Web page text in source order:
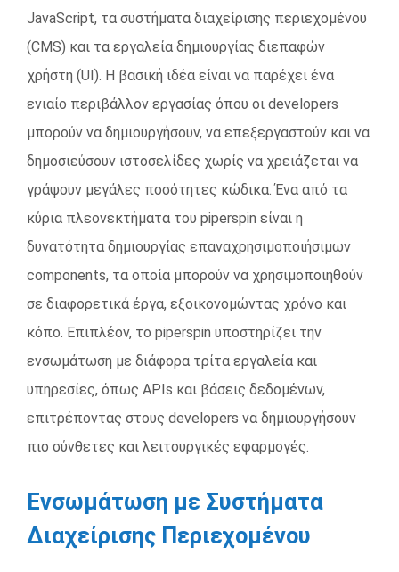
JavaScript, τα συστήματα διαχείρισης περιεχομένου
(CMS) και τα εργαλεία δημιουργίας διεπαφών
χρήστη (UI). Η βασική ιδέα είναι να παρέχει ένα
ενιαίο περιβάλλον εργασίας όπου οι developers
μπορούν να δημιουργήσουν, να επεξεργαστούν και να
δημοσιεύσουν ιστοσελίδες χωρίς να χρειάζεται να
γράψουν μεγάλες ποσότητες κώδικα. Ένα από τα
κύρια πλεονεκτήματα του piperspin είναι η
δυνατότητα δημιουργίας επαναχρησιμοποιήσιμων
components, τα οποία μπορούν να χρησιμοποιηθούν
σε διαφορετικά έργα, εξοικονομώντας χρόνο και
κόπο. Επιπλέον, το piperspin υποστηρίζει την
ενσωμάτωση με διάφορα τρίτα εργαλεία και
υπηρεσίες, όπως APIs και βάσεις δεδομένων,
επιτρέποντας στους developers να δημιουργήσουν
πιο σύνθετες και λειτουργικές εφαρμογές.
Ενσωμάτωση με Συστήματα
Διαχείρισης Περιεχομένου